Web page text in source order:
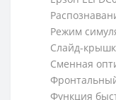
Режим
Слайд-
Сменная
Функция